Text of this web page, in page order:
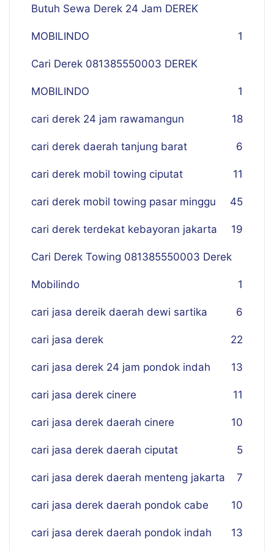
Butuh Sewa Derek 24 Jam DEREK
MOBILINDO 1
Cari Derek 081385550003 DEREK
MOBILINDO 1
cari derek 24 jam rawamangun 18
cari derek daerah tanjung barat 6
cari derek mobil towing ciputat 11
cari derek mobil towing pasar minggu 45
cari derek terdekat kebayoran jakarta 19
Cari Derek Towing 081385550003 Derek
Mobilindo 1
cari jasa dereik daerah dewi sartika 6
cari jasa derek 22
cari jasa derek 24 jam pondok indah 13
cari jasa derek cinere 11
cari jasa derek daerah cinere 10
cari jasa derek daerah ciputat 5
cari jasa derek daerah menteng jakarta 7
cari jasa derek daerah pondok cabe 10
cari jasa derek daerah pondok indah 13